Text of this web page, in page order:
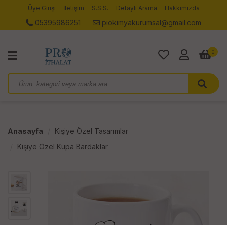
Üye Girişi İletişim S.S.S. Detaylı Arama Hakkımızda
05395986251 piokimyakurumsal@gmail.com
0
Anasayfa
Kişiye Özel Tasarımlar
Kişiye Özel Kupa Bardaklar